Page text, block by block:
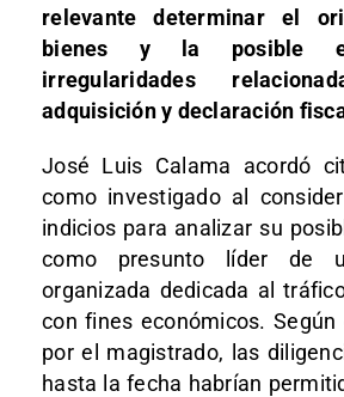
relevante determinar el
bienes y la posible
irregularidades
adquisición y declaración
José Luis Calama acordó
como investigado al
indicios para analizar su
como presunto líder de
organizada dedicada al
con fines económicos.
por el magistrado, las
hasta la fecha habrían